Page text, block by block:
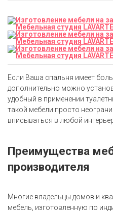
Если Ваша спальня имеет
дополнительно можно
удобный в применении
такой мебели просто
вписываться в любой
Преимущества
производителя
Многие владельцы домов и
мебель, изготовленную по